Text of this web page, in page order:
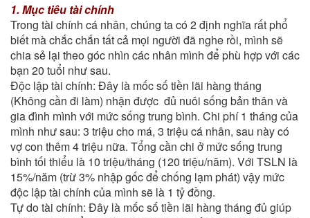
1. Mục tiêu tài chính
Trong tài chính cá nhân, chúng ta có 2 định nghĩa rất phổ
biết mà chắc chắn tất cả mọi người đã nghe rồi, mình sẽ
chia sẻ lại theo góc nhìn các nhân mình để phù hợp với các
bạn 20 tuổi như sau.
Độc lập tài chính: Đây là mốc số tiền lãi hàng tháng
(Không cần đi làm) nhận được đủ nuôi sống bản thân và
gia đình mình với mức sống trung bình. Chi phí 1 tháng của
mình như sau: 3 triệu cho má, 3 triệu cá nhân, sau này có
vợ con thêm 4 triệu nữa. Tổng cần chi ở mức sống trung
bình tối thiểu là 10 triệu/tháng (120 triệu/năm). Với TSLN là
15%/năm (trừ 3% nhập gốc để chống lạm phát) vậy mức
độc lập tài chính của mình sẽ là 1 tỷ đồng.
Tự do tài chính: Đây là mốc số tiền lãi hàng tháng đủ giúp